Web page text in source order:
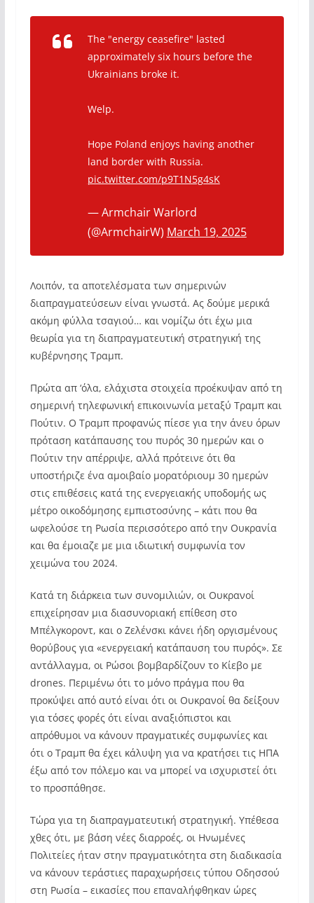
The "energy ceasefire" lasted
approximately six hours before the
Ukrainians broke it.
Welp.
Hope Poland enjoys having another
land border with Russia.
pic.twitter.com/p9T1N5g4sK
— Armchair Warlord
(@ArmchairW) March 19, 2025
Λοιπόν, τα αποτελέσματα των σημερινών
διαπραγματεύσεων είναι γνωστά. Ας δούμε μερικά
ακόμη φύλλα τσαγιού… και νομίζω ότι έχω μια
θεωρία για τη διαπραγματευτική στρατηγική της
κυβέρνησης Τραμπ.
Πρώτα απ ‘όλα, ελάχιστα στοιχεία προέκυψαν από τη
σημερινή τηλεφωνική επικοινωνία μεταξύ Τραμπ και
Πούτιν. Ο Τραμπ προφανώς πίεσε για την άνευ όρων
πρόταση κατάπαυσης του πυρός 30 ημερών και ο
Πούτιν την απέρριψε, αλλά πρότεινε ότι θα
υποστήριζε ένα αμοιβαίο μορατόριουμ 30 ημερών
στις επιθέσεις κατά της ενεργειακής υποδομής ως
μέτρο οικοδόμησης εμπιστοσύνης – κάτι που θα
ωφελούσε τη Ρωσία περισσότερο από την Ουκρανία
και θα έμοιαζε με μια ιδιωτική συμφωνία τον
χειμώνα του 2024.
Κατά τη διάρκεια των συνομιλιών, οι Ουκρανοί
επιχείρησαν μια διασυνοριακή επίθεση στο
Μπέλγκοροντ, και ο Ζελένσκι κάνει ήδη οργισμένους
θορύβους για «ενεργειακή κατάπαυση του πυρός». Σε
αντάλλαγμα, οι Ρώσοι βομβαρδίζουν το Κίεβο με
drones. Περιμένω ότι το μόνο πράγμα που θα
προκύψει από αυτό είναι ότι οι Ουκρανοί θα δείξουν
για τόσες φορές ότι είναι αναξιόπιστοι και
απρόθυμοι να κάνουν πραγματικές συμφωνίες και
ότι ο Τραμπ θα έχει κάλυψη για να κρατήσει τις ΗΠΑ
έξω από τον πόλεμο και να μπορεί να ισχυριστεί ότι
το προσπάθησε.
Τώρα για τη διαπραγματευτική στρατηγική. Υπέθεσα
χθες ότι, με βάση νέες διαρροές, οι Ηνωμένες
Πολιτείες ήταν στην πραγματικότητα στη διαδικασία
να κάνουν τεράστιες παραχωρήσεις τύπου Οδησσού
στη Ρωσία – εικασίες που επαναλήφθηκαν ώρες